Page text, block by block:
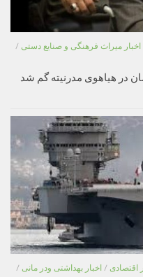
اخبار میراث فرهنگی و صنایع دستی /
در هیاهوی مدرنیته گم شد
اقتصادی / اخبار بهداشتی ودر مانی /